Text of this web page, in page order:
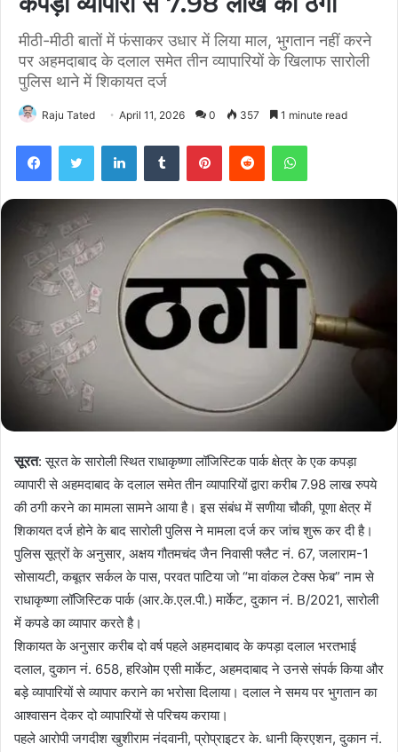
मीठी-मीठी बातों में फंसाकर उधार में लिया माल, भुगतान नहीं करने
पर अहमदाबाद के दलाल समेत तीन व्यापारियों के खिलाफ सारोली
पुलिस थाने में शिकायत दर्ज
Raju Tated April 11, 2026 0 357 1 minute read
FacebookTwitter LinkedInTumblr PinterestReddit WhatsApp
सूरत: सूरत के सारोली स्थित राधाकृष्णा लॉजिस्टिक पार्क क्षेत्र के एक कपड़ा
व्यापारी से अहमदाबाद के दलाल समेत तीन व्यापारियों द्वारा करीब 7.98 लाख रुपये
की ठगी करने का मामला सामने आया है। इस संबंध में सणीया चौकी, पूणा क्षेत्र में
शिकायत दर्ज होने के बाद सारोली पुलिस ने मामला दर्ज कर जांच शुरू कर दी है।
पुलिस सूत्रों के अनुसार, अक्षय गौतमचंद जैन निवासी फ्लैट नं. 67, जलाराम-1
सोसायटी, कबूतर सर्कल के पास, परवत पाटिया जो “मा वांकल टेक्स फेब” नाम से
राधाकृष्णा लॉजिस्टिक पार्क (आर.के.एल.पी.) मार्केट, दुकान नं. B/2021, सारोली
में कपडे का व्यापार करते है।
शिकायत के अनुसार करीब दो वर्ष पहले अहमदाबाद के कपड़ा दलाल भरतभाई
दलाल, दुकान नं. 658, हरिओम एसी मार्केट, अहमदाबाद ने उनसे संपर्क किया और
बड़े व्यापारियों से व्यापार कराने का भरोसा दिलाया। दलाल ने समय पर भुगतान का
आश्वासन देकर दो व्यापारियों से परिचय कराया।
पहले आरोपी जगदीश खुशीराम नंदवानी, प्रोप्राइटर के. धानी क्रिएशन, दुकान नं.